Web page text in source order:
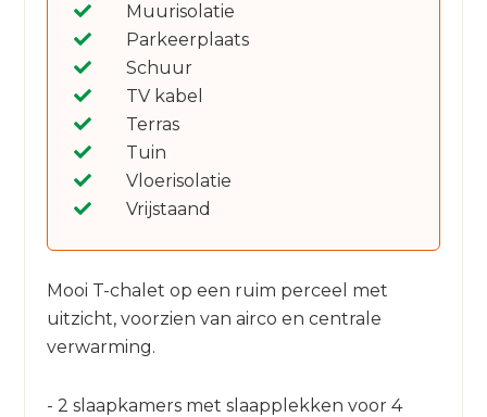
Muurisolatie
Parkeerplaats
Schuur
TV kabel
Terras
Tuin
Vloerisolatie
Vrijstaand
Mooi T-chalet op een ruim perceel met
uitzicht, voorzien van airco en centrale
verwarming.
- 2 slaapkamers met slaapplekken voor 4